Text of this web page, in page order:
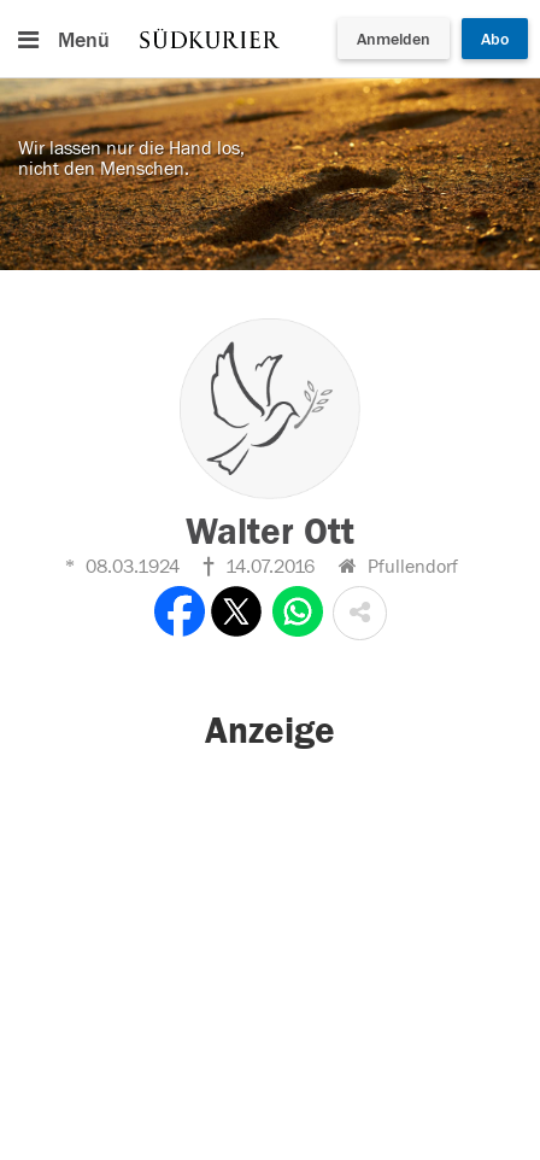
Menü Anmelden Abo
Wir lassen nur die Hand los,
nicht den Menschen.
Walter Ott
08.03.1924 14.07.2016 Pfullendorf
Anzeige